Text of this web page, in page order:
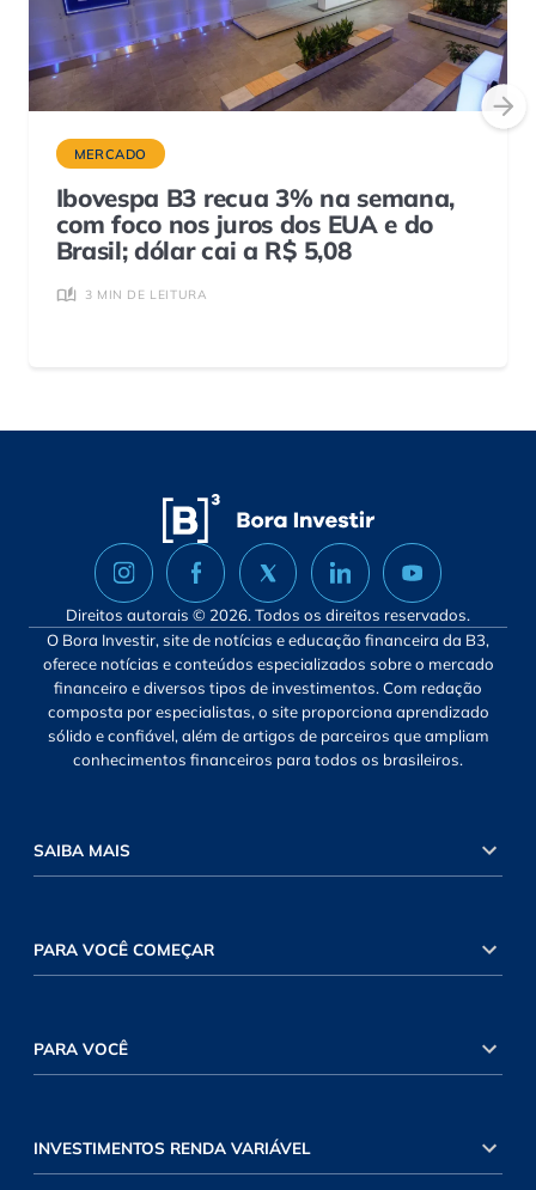
MERCADO
Ibovespa B3 recua 3% na semana,
com foco nos juros dos EUA e do
Brasil; dólar cai a R$ 5,08
3 MIN DE LEITURA
Direitos autorais © 2026. Todos os direitos reservados.
O Bora Investir, site de notícias e educação financeira da B3,
oferece notícias e conteúdos especializados sobre o mercado
financeiro e diversos tipos de investimentos. Com redação
composta por especialistas, o site proporciona aprendizado
sólido e confiável, além de artigos de parceiros que ampliam
conhecimentos financeiros para todos os brasileiros.
SAIBA MAIS
PARA VOCÊ COMEÇAR
PARA VOCÊ
INVESTIMENTOS RENDA VARIÁVEL